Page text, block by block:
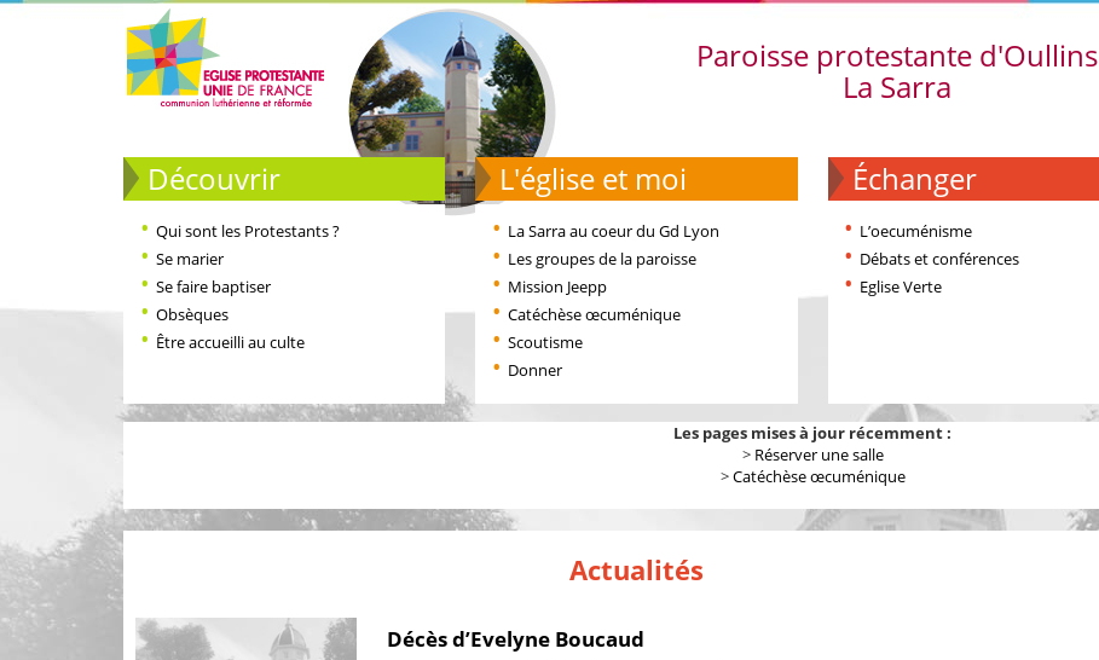
Paroisse protestante d'Oullins
La Sarra
Découvrir
Qui sont les Protestants ?
Se marier
Se faire baptiser
Obsèques
Être accueilli au culte
L'église et moi
La Sarra au coeur du Gd Lyon
Les groupes de la paroisse
Mission Jeepp
Catéchèse œcuménique
Scoutisme
Donner
échanger
L’oecuménisme
Débats et conférences
Eglise Verte
Les pages mises à jour récemment :
> Réserver une salle
>Catéchèse œcuménique
Actualités
Décès d’Evelyne Boucaud